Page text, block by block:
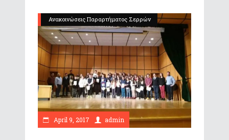
Ανακοινώσεις Παραρτήματος Σερρών
April 9, 2017 admin